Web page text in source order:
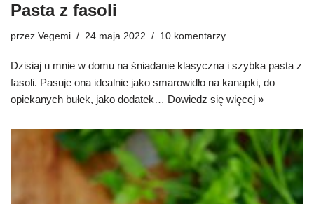
Pasta z fasoli
przez Vegemi 24 maja 2022 10 komentarzy
Dzisiaj u mnie w domu na śniadanie klasyczna i szybka pasta z
fasoli. Pasuje ona idealnie jako smarowidło na kanapki, do
opiekanych bułek, jako dodatek… Dowiedz się więcej »